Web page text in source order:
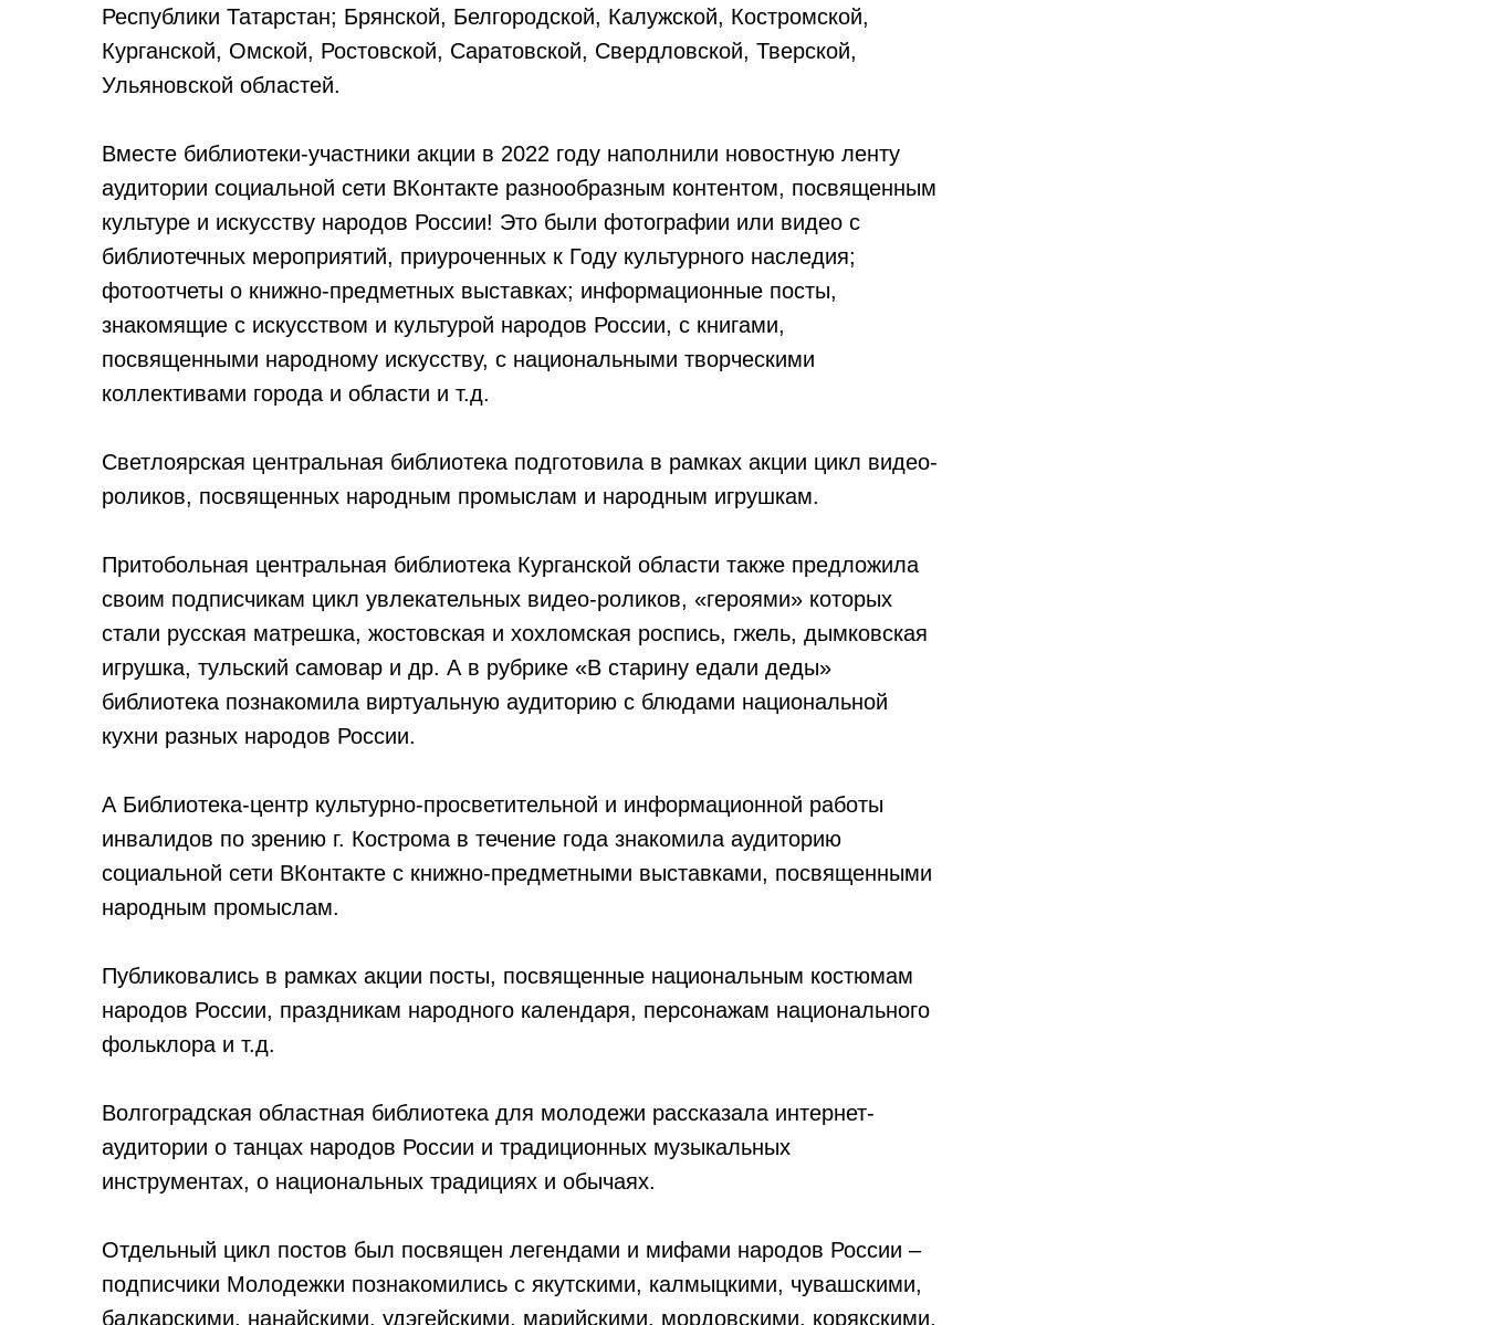
Республики Татарстан; Брянской, Белгородской, Калужской, Костромской,
Курганской, Омской, Ростовской, Саратовской, Свердловской, Тверской,
Ульяновской областей.
Вместе библиотеки-участники акции в 2022 году наполнили новостную ленту
аудитории социальной сети ВКонтакте разнообразным контентом, посвященным
культуре и искусству народов России! Это были фотографии или видео с
библиотечных мероприятий, приуроченных к Году культурного наследия;
фотоотчеты о книжно-предметных выставках; информационные посты,
знакомящие с искусством и культурой народов России, с книгами,
посвященными народному искусству, с национальными творческими
коллективами города и области и т.д.
Светлоярская центральная библиотека подготовила в рамках акции цикл видео-
роликов, посвященных народным промыслам и народным игрушкам.
Притобольная центральная библиотека Курганской области также предложила
своим подписчикам цикл увлекательных видео-роликов, «героями» которых
стали русская матрешка, жостовская и хохломская роспись, гжель, дымковская
игрушка, тульский самовар и др. А в рубрике «В старину едали деды»
библиотека познакомила виртуальную аудиторию с блюдами национальной
кухни разных народов России.
А Библиотека-центр культурно-просветительной и информационной работы
инвалидов по зрению г. Кострома в течение года знакомила аудиторию
социальной сети ВКонтакте с книжно-предметными выставками, посвященными
народным промыслам.
Публиковались в рамках акции посты, посвященные национальным костюмам
народов России, праздникам народного календаря, персонажам национального
фольклора и т.д.
Волгоградская областная библиотека для молодежи рассказала интернет-
аудитории о танцах народов России и традиционных музыкальных
инструментах, о национальных традициях и обычаях.
Отдельный цикл постов был посвящен легендами и мифами народов России –
подписчики Молодежки познакомились с якутскими, калмыцкими, чувашскими,
балкарскими, нанайскими, удэгейскими, марийскими, мордовскими, корякскими,